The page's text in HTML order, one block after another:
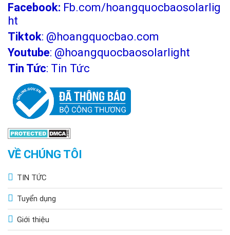
Facebook: Fb.com/hoangquocbaosolarlig
ht
Tiktok: @hoangquocbao.com
Youtube: @hoangquocbaosolarlight
Tin Tức: Tin Tức
VỀ CHÚNG TÔI
TIN TỨC
Tuyển dụng
Giới thiệu